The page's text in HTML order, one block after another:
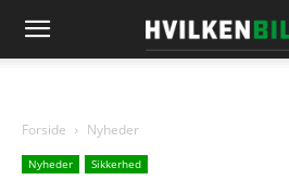
Forside Nyheder
Nyheder Sikkerhed